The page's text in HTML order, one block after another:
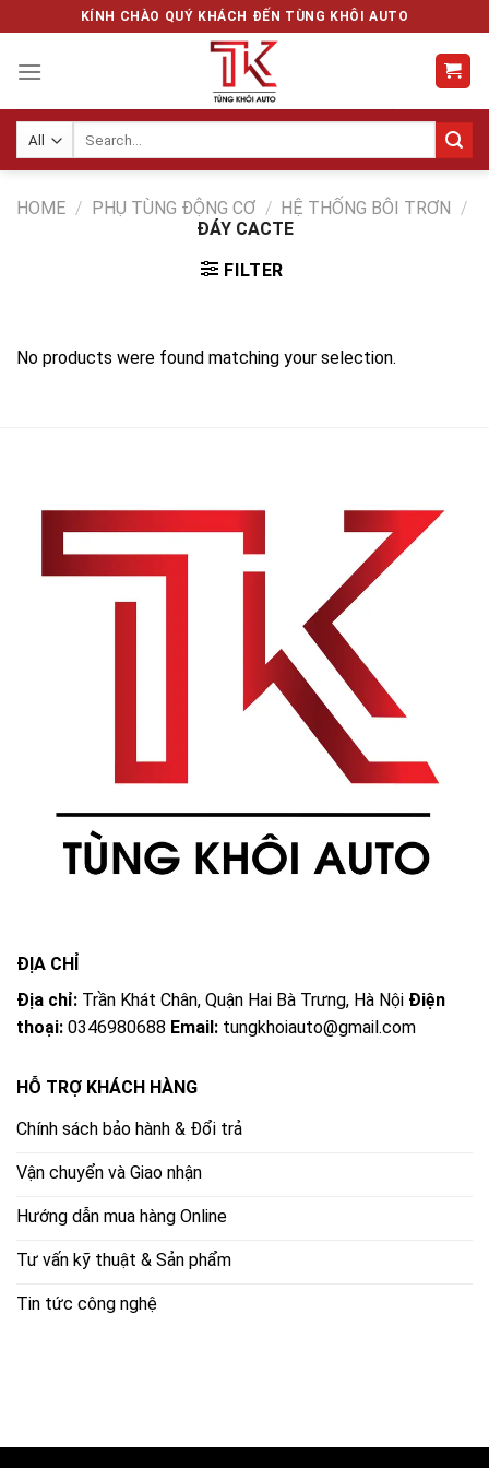
content
KÍNH CHÀO QUÝ KHÁCH ĐẾN TÙNG KHÔI AUTO
HOME / PHỤ TÙNG ĐỘNG CƠ / HỆ THỐNG BÔI TRƠN /
ĐÁY CACTE
FILTER
No products were found matching your selection.
ĐỊA CHỈ
Địa chỉ: Trần Khát Chân, Quận Hai Bà Trưng, Hà Nội Điện
thoại: 0346980688 Email: tungkhoiauto@gmail.com
HỖ TRỢ KHÁCH HÀNG
Chính sách bảo hành & Đổi trả
Vận chuyển và Giao nhận
Hướng dẫn mua hàng Online
Tư vấn kỹ thuật & Sản phẩm
Tin tức công nghệ